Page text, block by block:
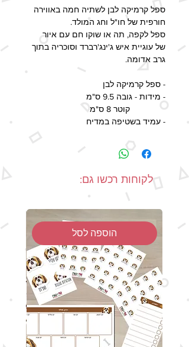
ספל קרמיקה לבן לשתיה חמה באווירה
חורפית של חו"ל וחג המולד.
ספל לקפה, תה או שוקו חם עם איור
של עוגיית איש ג'ינג'רברד וסוכריה בתוך
גרב אדומה.
- ספל קרמיקה לבן
- מידות - גובה 9.5 ס"מ
קוטר 8 ס"מ
- עמיד בשטיפה במדיח
האספקה המעודכן בשיטות המשלוח
- מיוצר בעבודת יד
-יתכנו הבדלים בצבעים בין תמונת המוצר
למוצר האמיתי, כתוצאה מהבדלי מסכים
ותצוגות.
-כל הזכויות על העיצוב שמורות.
לקוחות רכשו גם:
הוספה לסל